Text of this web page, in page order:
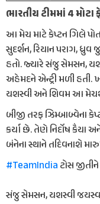
ભારતીય ટીમમાં 4 મોટા
આ મેચ માટે કેપ્ટન ગિલે
સુદર્શન, રિયાન પરાગ,
હતો. જ્યારે સંજુ સેમસન,
અહેમદને એન્ટ્રી મળી
યશસ્વી અને શિવમ આ
બીજી તરફ ઝિમ્બાબ્વેના
કર્યા છે. તેણે નિર્દોષ
બંનેના સ્થાને તદિવનાશે
#TeamIndiaટોસ
સંજુ સેમસન, યશસ્વી